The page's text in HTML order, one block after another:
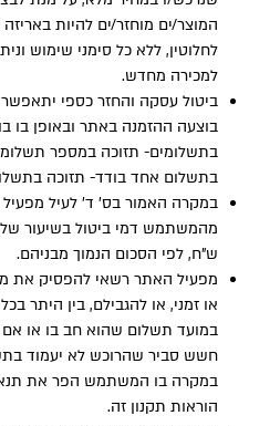
המוצר/ים מוחזר/ים להיות
לחלוטין, ללא כל סימני שימוש
למכירה מחדש.
ביטול עסקה והחזר כספי
בוצעה ההזמנה באתר ובאופן בו
בתשלומים- תזוכה במספר
בתשלום אחד בודד- תזוכה
במקרה האמור בס’ ד’ לעיל
ש”ח, לפי הסכום הנמוך מבניהם.
מפעיל האתר רשאי להפסיק את
או זמני, או להגבילם, בין היתר
במועד תשלום שהוא חב בו או
חשש סביר שהרוכש לא יעמוד
במקרה בו המשתמש הפר את
הוראות תקנון זה.